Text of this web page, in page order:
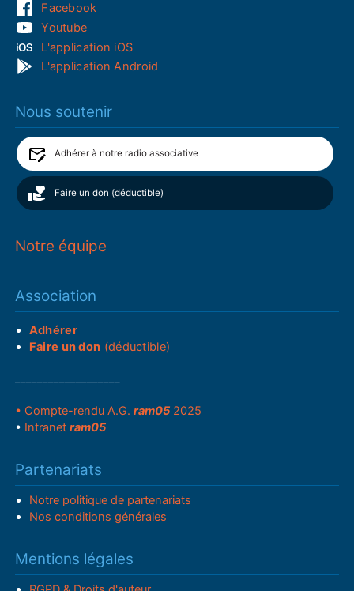
Facebook
Youtube
L'application iOS
L'application Android
Nous soutenir
Adhérer à notre radio associative
Faire un don (déductible)
Notre équipe
Association
Adhérer
Faire un don (déductible)
• Compte-rendu A.G.ram05 2025
• Intranetram05
Partenariats
Notre politique de partenariats
Nos conditions générales
Mentions légales